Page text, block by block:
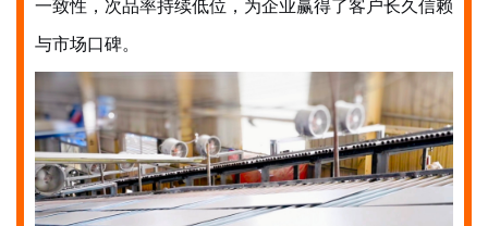
一致性，次品率持续低位，为企业赢得了客户长久信赖
与市场口碑。